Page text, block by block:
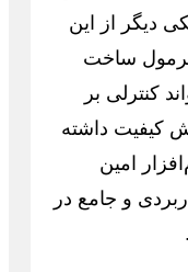
دیگر از این
فرمول ساخت
کنترلی بر
کیفیت داشته
امین
و جامع در